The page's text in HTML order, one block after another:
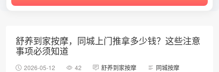
舒养到家按摩，同城上门推拿多少钱？这些注意
事项必须知道
2026-05-12 42 舒养到家按摩 同城按摩